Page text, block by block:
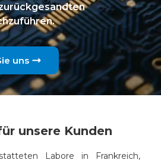
uns
unsere Kunden
Labore in Frankreich,